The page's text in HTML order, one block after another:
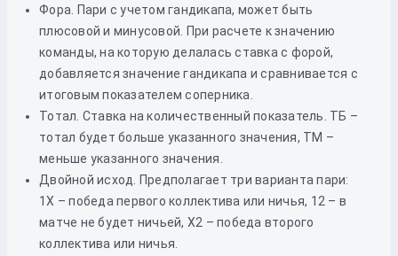
Фора. Пари с учетом гандикапа, может быть
плюсовой и минусовой. При расчете к значению
команды, на которую делалась ставка с форой,
добавляется значение гандикапа и сравнивается с
итоговым показателем соперника.
Тотал. Ставка на количественный показатель. ТБ –
тотал будет больше указанного значения, ТМ –
меньше указанного значения.
Двойной исход. Предполагает три варианта пари:
1Х – победа первого коллектива или ничья, 12 – в
матче не будет ничьей, Х2 – победа второго
коллектива или ничья.